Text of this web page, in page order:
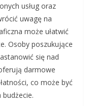
usług oraz
uwagę na
może ułatwić
Osoby poszukujące
się nad
darmowe
co może być